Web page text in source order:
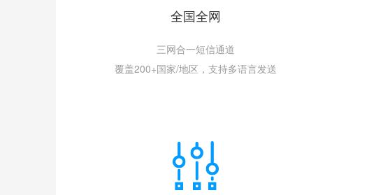
全国全网
三网合一短信通道
覆盖200+国家/地区，支持多语言发送